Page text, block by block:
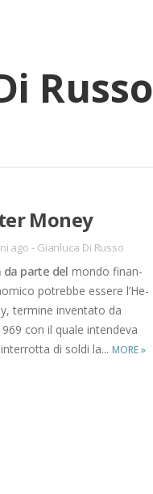
Russo
Mo­ney
ago - Gianluca Di Russo
da par­te del mon­do fi­nan­
po­treb­be es­se­re l’He­
ter­mi­ne in­ven­ta­to da
con il qua­le in­ten­de­va
di sol­di la... MORE»